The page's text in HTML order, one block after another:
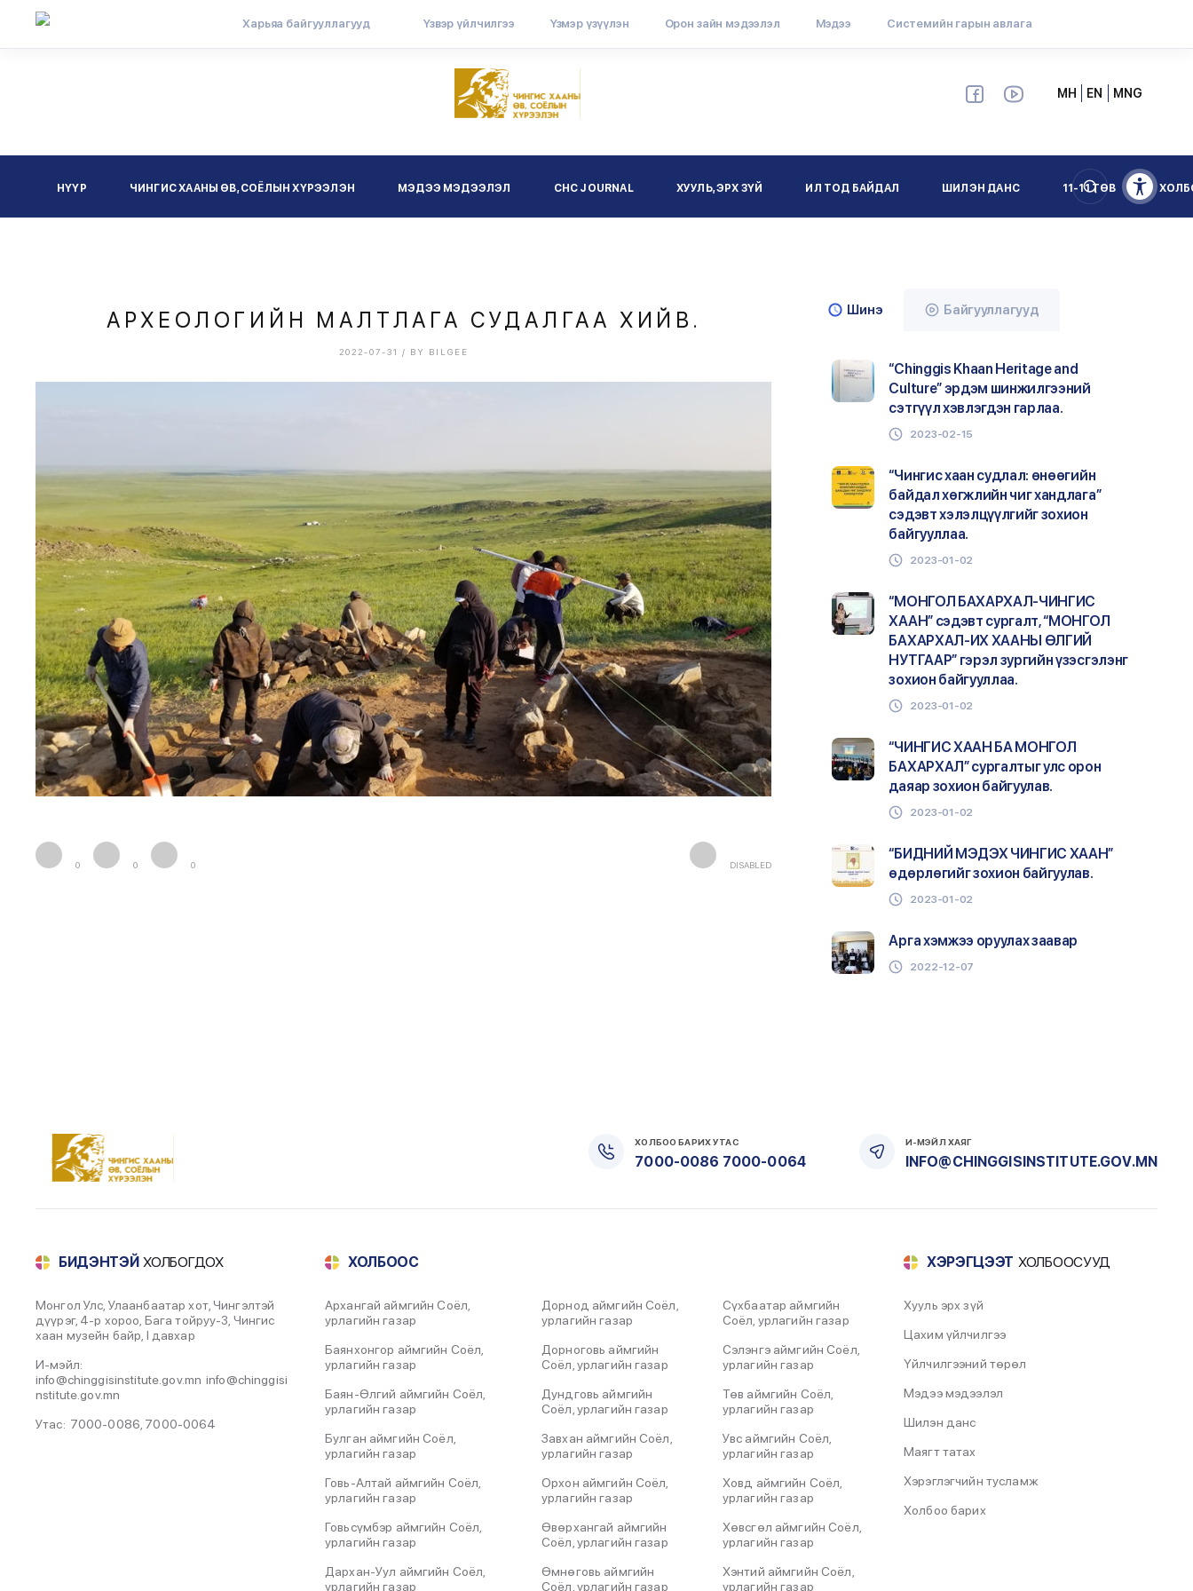
Харьяа байгууллагууд Үзвэр үйлчилгээ Үзмэр үзүүлэн Орон зайн мэдээлэл Мэдээ Системийн гарын авлага
МН EN MNG
НҮҮР ЧИНГИС ХААНЫ ӨВ, СОЁЛЫН ХҮРЭЭЛЭН МЭДЭЭ МЭДЭЭЛЭЛ CHC JOURNAL ХУУЛЬ, ЭРХ ЗҮЙ ИЛ ТОД БАЙДАЛ ШИЛЭН ДАНС 11-11 ТӨВ
АРХЕОЛОГИЙН МАЛТЛАГА СУДАЛГАА ХИЙВ.
2022-07-31 / BY BILGEE
0 0 0 DISABLED
Шинэ Байгууллагууд
“Chinggis Khaan Heritage and
Culture” эрдэм шинжилгээний
сэтгүүл хэвлэгдэн гарлаа.
2023-02-15
“Чингис хаан судлал: өнөөгийн
байдал хөгжлийн чиг хандлага”
cэдэвт хэлэлцүүлгийг зохион
байгууллаа.
2023-01-02
“МОНГОЛ БАХАРХАЛ-ЧИНГИС
ХААН” сэдэвт сургалт, “МОНГОЛ
БАХАРХАЛ-ИХ ХААНЫ ӨЛГИЙ
НУТГААР” гэрэл зургийн үзэсгэлэнг
зохион байгууллаа.
2023-01-02
“ЧИНГИС ХААН БА МОНГОЛ
БАХАРХАЛ” сургалтыг улс орон
даяар зохион байгуулав.
2023-01-02
“БИДНИЙ МЭДЭХ ЧИНГИС ХААН”
өдөрлөгийг зохион байгуулав.
2023-01-02
Арга хэмжээ оруулах заавар
2022-12-07
“Шихихутуг ба Монголын төрт ёс,
ХЭВЛЭГДЭН ГАРЛАА.
2022-10-26
“СОЁЛЫН ЦАГ” ХӨТӨЛБӨРИЙН ХҮРЭЭНД
ТАНИЛЦУУЛАХ ӨДӨРЛӨГИЙГ ЗОХИОН
БАЙГУУЛАВ.
Чингис хааны эш хөргийг заллаа.
2022-10-06
ХОЛБОО БАРИХ УТАС
7000-0086 7000-0064
И-МЭЙЛ ХАЯГ
INFO@CHINGGISINSTITUTE.GOV.MN
БИДЭНТЭЙ ХОЛБОГДОХ
Монгол Улс, Улаанбаатар хот, Чингэлтэй
дүүрэг, 4-р хороо, Бага тойруу-3, Чингис
хаан музейн байр, I давхар
И-мэйл:
info@chinggisinstitute.gov.mn info@chinggisi
nstitute.gov.mn
Утас: 7000-0086 7000-0064
ХОЛБООС
Архангай аймгийн Соёл,
урлагийн газар
Баянхонгор аймгийн Соёл,
урлагийн газар
Баян-Өлгий аймгийн Соёл,
урлагийн газар
Булган аймгийн Соёл,
урлагийн газар
Говь-Алтай аймгийн Соёл,
урлагийн газар
Говьсүмбэр аймгийн Соёл,
урлагийн газар
Дархан-Уул аймгийн Соёл,
урлагийн газар
Дорнод аймгийн Соёл,
урлагийн газар
Дорноговь аймгийн
Соёл, урлагийн газар
Дундговь аймгийн
Соёл, урлагийн газар
Завхан аймгийн Соёл,
урлагийн газар
Орхон аймгийн Соёл,
урлагийн газар
Өвөрхангай аймгийн
Соёл, урлагийн газар
Өмнөговь аймгийн
Соёл, урлагийн газар
Сүхбаатар аймгийн
Соёл, урлагийн газар
Сэлэнгэ аймгийн Соёл,
урлагийн газар
Төв аймгийн Соёл,
урлагийн газар
Увс аймгийн Соёл,
урлагийн газар
Ховд аймгийн Соёл,
урлагийн газар
Хөвсгөл аймгийн Соёл,
урлагийн газар
Хэнтий аймгийн Соёл,
урлагийн газар
ХЭРЭГЦЭЭТ ХОЛБООСУУД
Хууль эрх зүй
Цахим үйлчилгээ
Үйлчилгээний төрөл
Мэдээ мэдээлэл
Шилэн данс
Маягт татах
Хэрэглэгчийн тусламж
Холбоо барих